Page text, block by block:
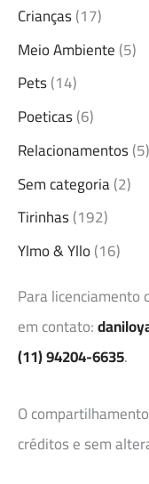
Crianças(17)
Meio Ambiente(5)
Pets(14)
Poeticas(6)
Relacionamentos(5)
Sem categoria(2)
Tirinhas(192)
Ylmo & Yllo(16)
Para licenciamento
em contato:
(11) 94204-6635.
O
créditos e sem